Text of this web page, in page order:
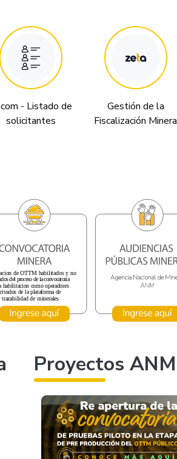
- Listado de
solicitantes
Gestión de la
Fiscalización Minera
Proyectos ANM